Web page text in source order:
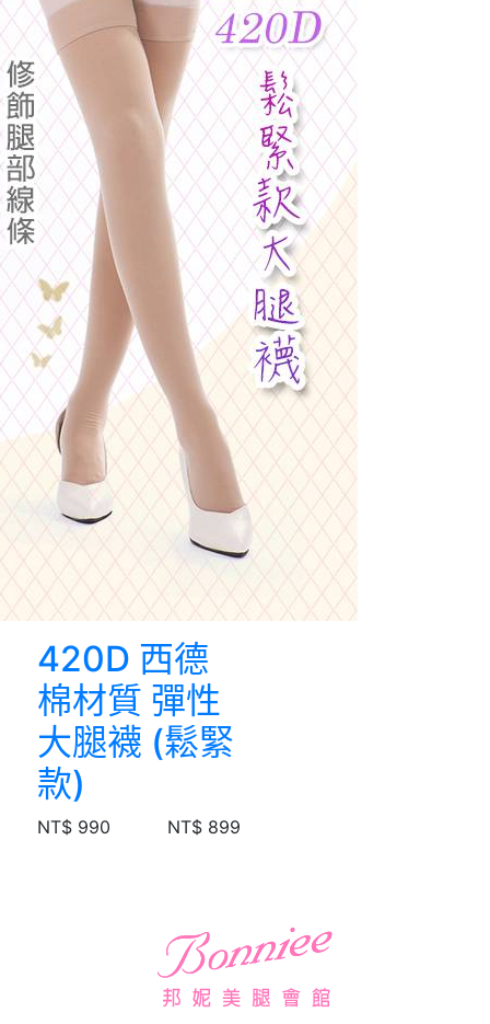
420D 西德
棉材質 彈性
大腿襪 (鬆緊
款)
NT$ 990 NT$ 899